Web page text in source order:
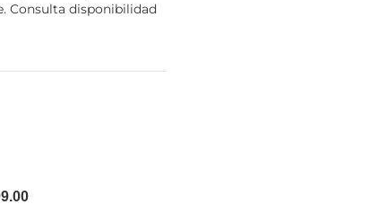
Consulta disponibilidad